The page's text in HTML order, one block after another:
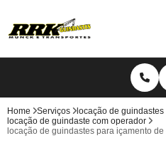
Home Serviços
locação de guindastes
locação de guindaste com operador
locação de guindastes para içamento